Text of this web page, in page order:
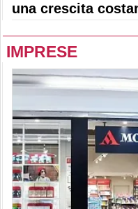
una crescita
IMPRESE